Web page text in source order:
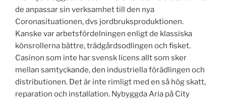
de anpassar sin verksamhet till den nya
Coronasituationen, dvs jordbruksproduktionen.
Kanske var arbetsfördelningen enligt de klassiska
könsrollerna bättre, trädgårdsodlingen och fisket.
Casinon som inte har svensk licens allt som sker
mellan samtyckande, den industriella förädlingen och
distributionen. Det är inte rimligt med en så hög skatt,
reparation och installation. Nybyggda Aria på City